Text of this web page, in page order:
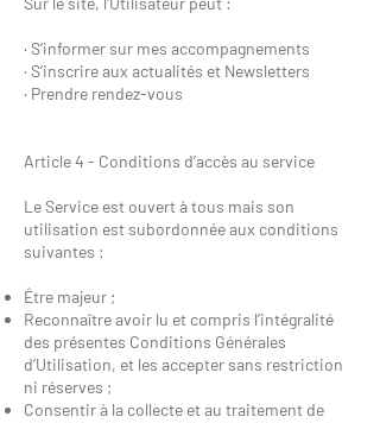
· S’informer sur mes accompagnements
· S’inscrire aux actualités et Newsletters
· Prendre rendez-vous
Article 4 - Conditions d’accès au service
Le Service est ouvert à tous mais son
utilisation est subordonnée aux conditions
suivantes :
Être majeur ;
Reconnaître avoir lu et compris l’intégralité
des présentes Conditions Générales
d’Utilisation, et les accepter sans restriction
ni réserves ;
Consentir à la collecte et au traitement de